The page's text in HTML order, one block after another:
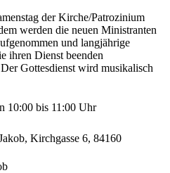
der Kirche/Patrozinium
werden die neuen Ministranten
und langjährige
ihren Dienst beenden
Gottesdienst wird musikalisch
10:00 bis 11:00 Uhr
Kirchgasse 6, 84160